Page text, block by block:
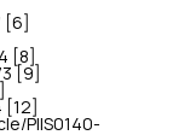
[8]
[9]
PIIS0140-